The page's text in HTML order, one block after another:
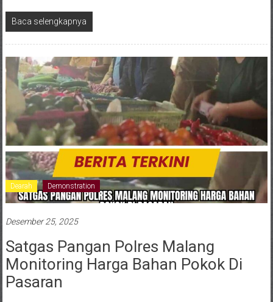
Baca selengkapnya
Dearah Demonstration
Desember 25, 2025
Satgas Pangan Polres Malang
Monitoring Harga Bahan Pokok Di
Pasaran